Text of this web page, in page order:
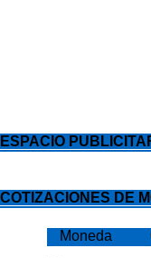
ESPACIO
COTIZACIONES DE
Moneda